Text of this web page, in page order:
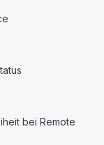
bei Remote